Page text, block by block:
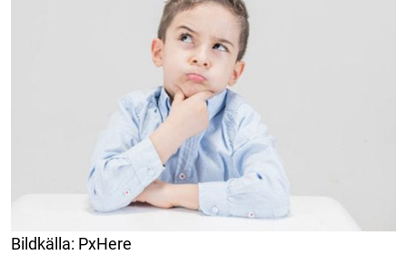
Bildkälla: PxHere